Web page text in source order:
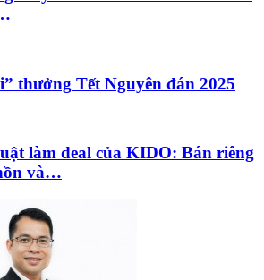
thưởng Tết Nguyên đán 2025
làm deal của KIDO: Bán riêng
và…